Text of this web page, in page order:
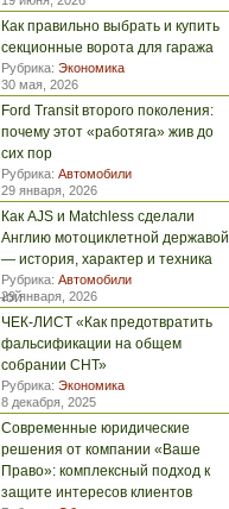
Как правильно выбрать и купить
секционные ворота для гаража
Рубрика: Экономика
30 мая, 2026
Ford Transit второго поколения:
почему этот «работяга» жив до
сих пор
Рубрика: Автомобили
29 января, 2026
Как AJS и Matchless сделали
Англию мотоциклетной державой
— история, характер и техника
Рубрика: Автомобили
29 января, 2026
ЧЕК-ЛИСТ «Как предотвратить
фальсификации на общем
собрании СНТ»
Рубрика: Экономика
8 декабря, 2025
Современные юридические
решения от компании «Ваше
Право»: комплексный подход к
защите интересов клиентов